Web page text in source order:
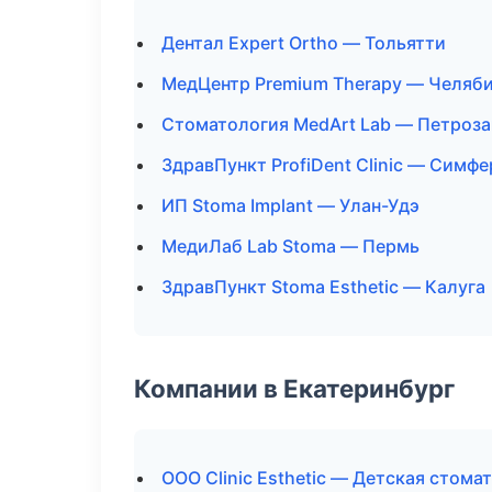
Дентал Expert Ortho — Тольятти
МедЦентр Premium Therapy —
Стоматология MedArt Lab —
ЗдравПункт ProfiDent Clinic —
ИП Stoma Implant — Улан-Удэ
МедиЛаб Lab Stoma — Пермь
ЗдравПункт Stoma Esthetic — Калуга
Компании в Екатеринбург
ООО Clinic Esthetic — Детская